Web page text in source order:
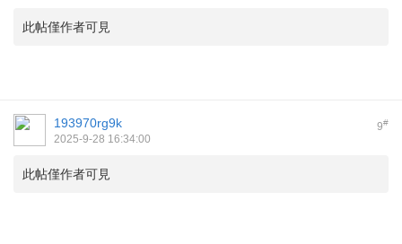
此帖僅作者可見
9#
193970rg9k
2025-9-28 16:34:00
此帖僅作者可見